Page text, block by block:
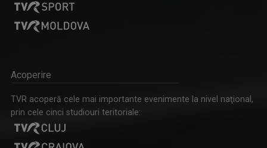
Acoperire
TVR acoperă cele mai importante evenimente la nivel naţional,
prin cele cinci studiouri teritoriale: